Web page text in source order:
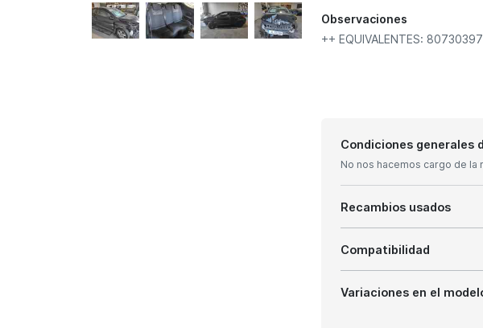
Observaciones
++ EQUIVALENTES:
Condiciones generales
No nos hacemos cargo de
Recambios usados
Compatibilidad
Variaciones en el